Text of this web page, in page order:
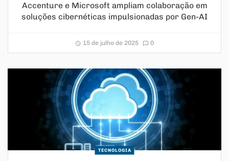
Accenture e Microsoft ampliam colaboração em
soluções cibernéticas impulsionadas por Gen-AI
15 de julho de 2025 0
TECNOLOGIA